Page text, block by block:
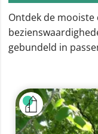
Ontdek de
gebundeld in